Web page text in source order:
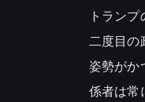
トラン
二度目の
姿勢がか
係者は常